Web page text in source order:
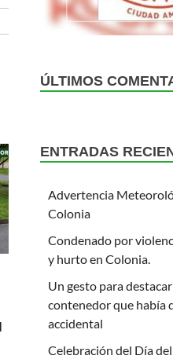
ÚLTIMOS
ENTRADAS
Advertencia
Colonia
Condenado por
y hurto en Colonia.
Un gesto para
contenedor que había
accidental
Celebración del Día